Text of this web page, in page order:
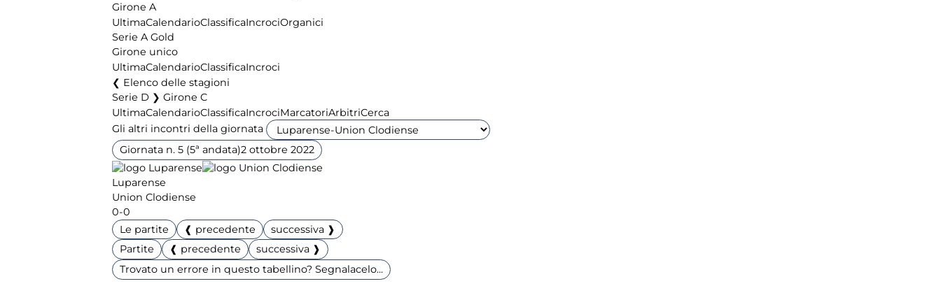
Girone A
UltimaCalendarioClassificaIncrociOrganici
Serie A Gold
Girone unico
UltimaCalendarioClassificaIncroci
Elenco delle stagioni
Serie D ❯ Girone C
UltimaCalendarioClassificaIncrociMarcatoriArbitriCerca
Gli altri incontri della giornata
Giornata n. 5 (5ª andata)2 ottobre 2022
Luparense
Union Clodiense
0-0
Le partite
❰ precedente
successiva ❱
Partite
❰ precedente
successiva ❱
Trovato un errore in questo tabellino? Segnalacelo...